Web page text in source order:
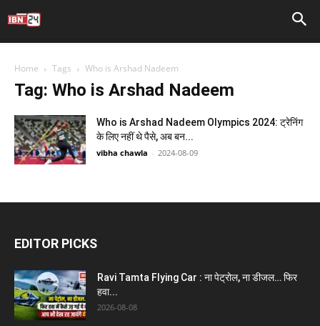
Home Tags Who is Arshad Nadeem
Tag: Who is Arshad Nadeem
Who is Arshad Nadeem Olympics 2024: ट्रेनिंग
के लिए नहीं थे पैसे, अब बन...
vibha chawla - 2024-08-09
EDITOR PICKS
Ravi Tamta Flying Car : ना पेट्रोल, ना डीजल… फिर
हवा...
2026-08-08